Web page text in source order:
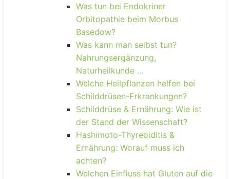
Was tun bei Endokriner
Orbitopathie beim Morbus
Basedow?
Was kann man selbst tun?
Nahrungsergänzung,
Naturheilkunde …
Welche Heilpflanzen helfen bei
Schilddrüsen-Erkrankungen?
Schilddrüse & Ernährung: Wie ist
der Stand der Wissenschaft?
Hashimoto-Thyreoiditis &
Ernährung: Worauf muss ich
achten?
Welchen Einfluss hat Gluten auf die